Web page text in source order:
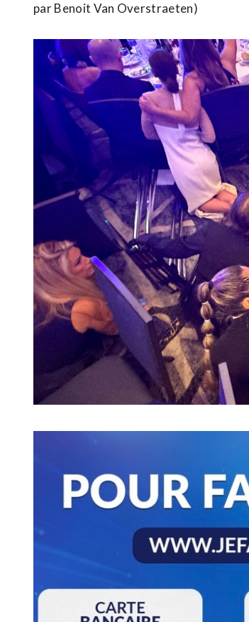
par Benoit Van Overstraeten)